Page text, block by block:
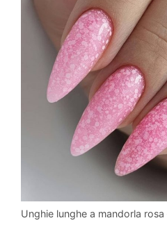
Unghie lunghe a mandorla